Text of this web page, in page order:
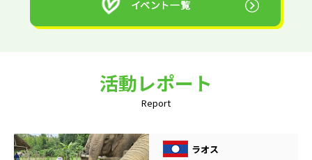
活動レポート
Report
ラオス